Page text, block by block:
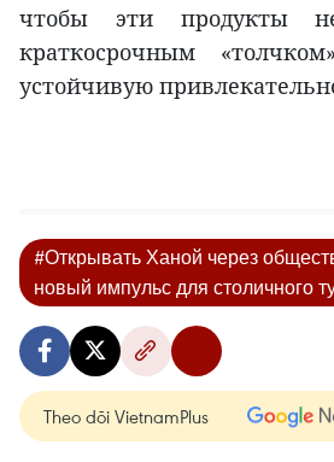
чтобы эти продукты
краткосрочным
устойчивую
#Открывать Ханой через
новый импульс для столичного
Theo dõi VietnamPlus